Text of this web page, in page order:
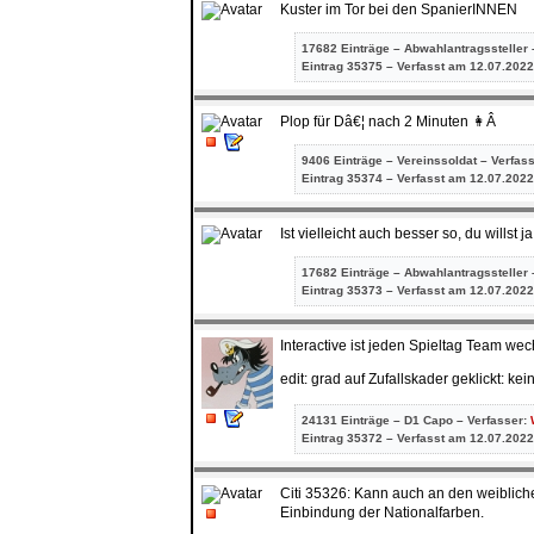
Kuster im Tor bei den SpanierINNEN
17682 Einträge – Abwahlantragssteller
Eintrag 35375 – Verfasst am
Plop für Dâ€¦ nach 2 Minuten 👩Â
9406 Einträge – Vereinssoldat –
Eintrag 35374 – Verfasst am
Ist vielleicht auch besser so, du willst
17682 Einträge – Abwahlantragssteller
Eintrag 35373 – Verfasst am
Interactive ist jeden Spieltag Team
edit: grad auf Zufallskader geklickt:
24131 Einträge – D1 Capo – Verfasser:
Eintrag 35372 – Verfasst am
Citi 35326: Kann auch an den
Einbindung der Nationalfarben.